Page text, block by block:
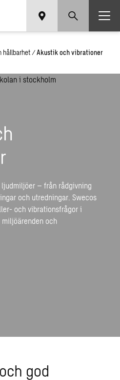
hållbarhet / Akustik och vibrationer
– från rådgivning
och utredningar. Swecos
och vibrationsfrågor i
och
god